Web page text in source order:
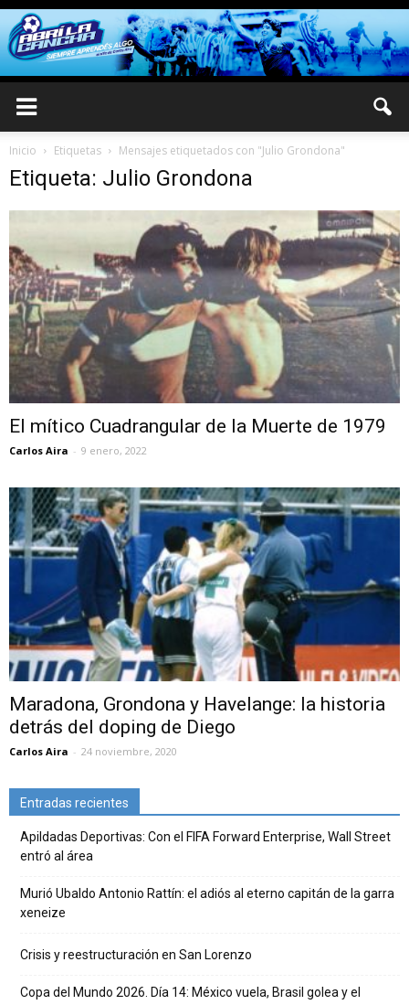
Inicio Etiquetas Mensajes etiquetados con "Julio Grondona"
Etiqueta: Julio Grondona
El mítico Cuadrangular de la Muerte de 1979
Carlos Aira - 9 enero, 2022
Maradona, Grondona y Havelange: la historia
detrás del doping de Diego
Carlos Aira - 24 noviembre, 2020
Entradas recientes
Apildadas Deportivas: Con el FIFA Forward Enterprise, Wall Street
entró al área
Murió Ubaldo Antonio Rattín: el adiós al eterno capitán de la garra
xeneize
Crisis y reestructuración en San Lorenzo
Copa del Mundo 2026. Día 14: México vuela, Brasil golea y el